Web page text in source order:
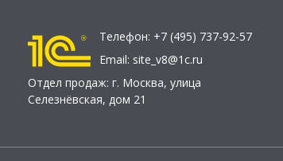
Телефон: +7 (495) 737-92-57
Email: site_v8@1c.ru
Отдел продаж: г. Москва, улица
Селезнёвская, дом 21